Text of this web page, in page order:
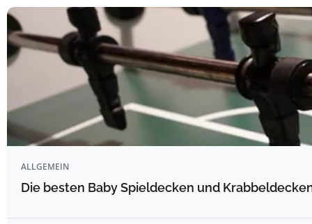
ALLGEMEIN
Die besten Baby Spieldecken und